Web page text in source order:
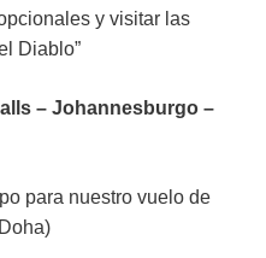
y visitar las
Diablo”
– Johannesburgo –
para nuestro vuelo de